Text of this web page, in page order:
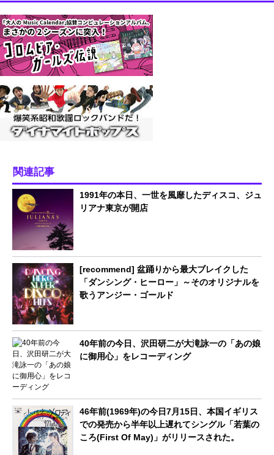
関連記事
1991年の本日、一世を風靡したディスコ、ジュ
リアナ東京が開店
[recommend] 盆踊りから最大ブレイクした
「ダンシング・ヒーロー」～そのオリジナルを
歌うアンジー・ゴールド
40年前の今日、沢田研二が大滝詠一の「あの娘
に御用心」をレコーディング
46年前(1969年)の今日7月15日、本国イギリス
での発売から半年以上遅れてシングル「若葉の
ころ(First Of May)」がリリースされた。